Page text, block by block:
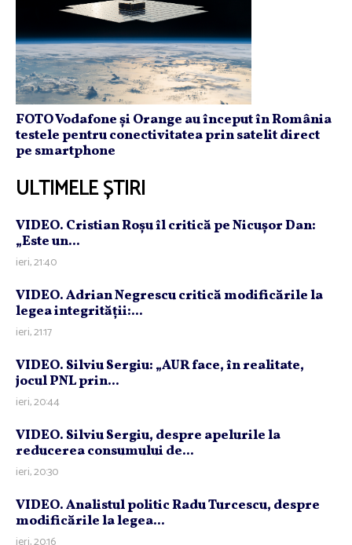
FOTO Vodafone și Orange au început în România
testele pentru conectivitatea prin satelit direct
pe smartphone
ULTIMELE ȘTIRI
VIDEO. Cristian Roşu îl critică pe Nicuşor Dan:
„Este un...
ieri, 21:40
VIDEO. Adrian Negrescu critică modificările la
legea integrităţii:...
ieri, 21:17
VIDEO. Silviu Sergiu: „AUR face, în realitate,
jocul PNL prin...
ieri, 20:44
VIDEO. Silviu Sergiu, despre apelurile la
reducerea consumului de...
ieri, 20:30
VIDEO. Analistul politic Radu Turcescu, despre
modificările la legea...